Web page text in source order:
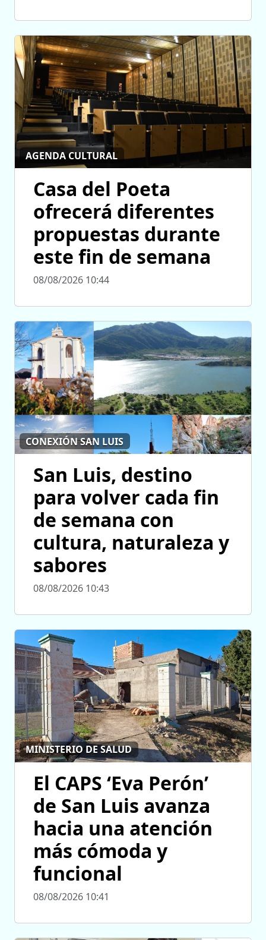
AGENDA CULTURAL
Casa del Poeta
ofrecerá diferentes
propuestas durante
este fin de semana
08/08/2026 10:44
CONEXIÓN SAN LUIS
San Luis, destino
para volver cada fin
de semana con
cultura, naturaleza y
sabores
08/08/2026 10:43
MINISTERIO DE SALUD
El CAPS ‘Eva Perón’
de San Luis avanza
hacia una atención
más cómoda y
funcional
08/08/2026 10:41